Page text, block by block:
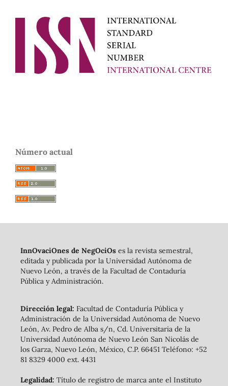
Número actual
InnOvaciOnes de NegOciOses la revista semestral,
editada y publicada por la Universidad Autónoma de
Nuevo León, a través de la Facultad de Contaduría
Pública y Administración.
Dirección legal: Facultad de Contaduría Pública y
Administración de la Universidad Autónoma de Nuevo
León, Av. Pedro de Alba s/n, Cd. Universitaria de la
Universidad Autónoma de Nuevo León San Nicolás de
los Garza, Nuevo León, México, C.P. 66451 Teléfono: +52
81 8329 4000 ext. 4431
Legalidad: Título de registro de marca ante el Instituto